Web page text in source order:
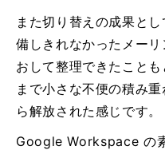
また切り替えの成果と
備しきれなかったメー
おして整理できたこと
まで小さな不便の積み
ら解放された感じです。
Google Workspace の